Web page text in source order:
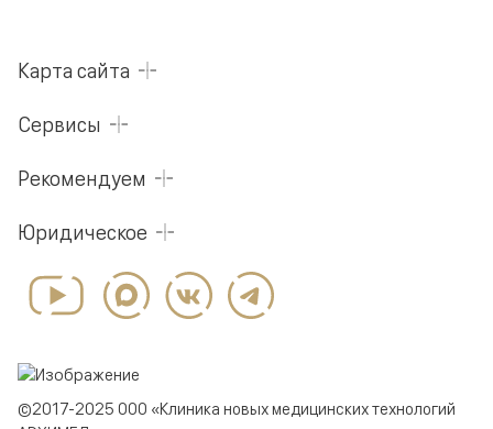
Карта сайта
Сервисы
Рекомендуем
Юридическое
©2017-2025 ООО «Клиника новых медицинских технологий